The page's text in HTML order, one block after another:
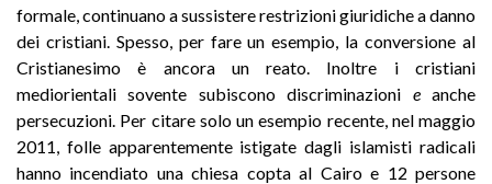
formale, continuano a sussistere restrizioni giuridiche a danno
dei cristiani. Spesso, per fare un esempio, la conversione al
Cristianesimo è ancora un reato. Inoltre i cristiani
mediorientali sovente subiscono discriminazioni eanche
persecuzioni. Per citare solo un esempio recente, nel maggio
2011, folle apparentemente istigate dagli islamisti radicali
hanno incendiato una chiesa copta al Cairo e 12 persone